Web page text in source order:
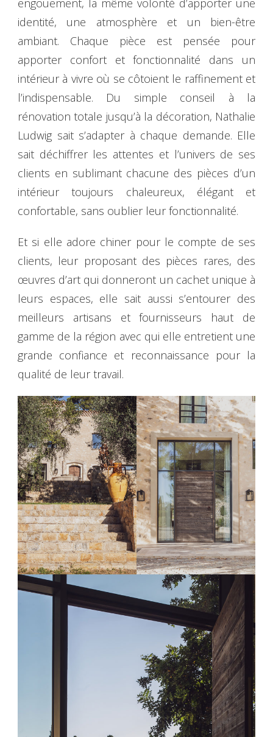
engouement, la même volonté d’apporter une
identité, une atmosphère et un bien-être
ambiant. Chaque pièce est pensée pour
apporter confort et fonctionnalité dans un
intérieur à vivre où se côtoient le raffinement et
l’indispensable. Du simple conseil à la
rénovation totale jusqu’à la décoration, Nathalie
Ludwig sait s’adapter à chaque demande. Elle
sait déchiffrer les attentes et l’univers de ses
clients en sublimant chacune des pièces d’un
intérieur toujours chaleureux, élégant et
confortable, sans oublier leur fonctionnalité.
Et si elle adore chiner pour le compte de ses
clients, leur proposant des pièces rares, des
œuvres d’art qui donneront un cachet unique à
leurs espaces, elle sait aussi s’entourer des
meilleurs artisans et fournisseurs haut de
gamme de la région avec qui elle entretient une
grande confiance et reconnaissance pour la
qualité de leur travail.